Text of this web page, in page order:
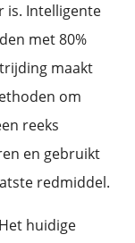
is. Intelligente
met 80%
maakt
om
reeks
en gebruikt
redmiddel.
huidige